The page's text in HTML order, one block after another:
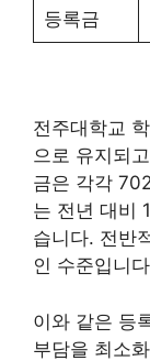
등록금
전주대학교
으로 유지되
금은 각각
는 전년 대비
습니다. 전반
인 수준입니
이와 같은 등
부담을 최소